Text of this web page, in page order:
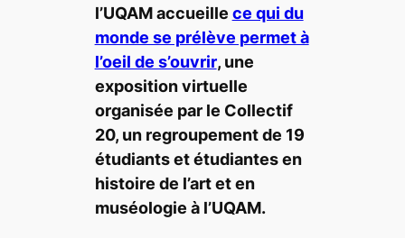
l’UQAM accueille ce qui du
monde se prélève permet à
l’oeil de s’ouvrir, une
exposition virtuelle
organisée par le Collectif
20, un regroupement de 19
étudiants et étudiantes en
histoire de l’art et en
muséologie à l’UQAM.